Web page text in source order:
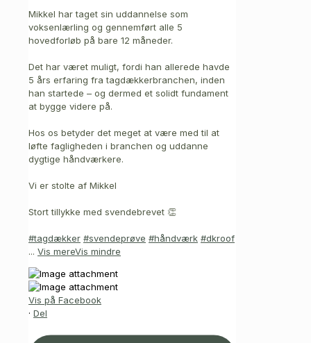
Mikkel har taget sin uddannelse som
voksenlærling og gennemført alle 5
hovedforløb på bare 12 måneder.
Det har været muligt, fordi han allerede havde
5 års erfaring fra tagdækkerbranchen, inden
han startede – og dermed et solidt fundament
at bygge videre på.
Hos os betyder det meget at være med til at
løfte fagligheden i branchen og uddanne
dygtige håndværkere.
Vi er stolte af Mikkel
Stort tillykke med svendebrevet 👏
#tagdækker #svendeprøve #håndværk #dkroof
... Vis mereVis mindre
Vis på Facebook
· Del